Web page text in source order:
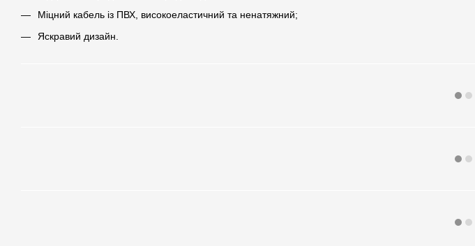
Міцний кабель із ПВХ, високоеластичний та ненатяжний;
Яскравий дизайн.